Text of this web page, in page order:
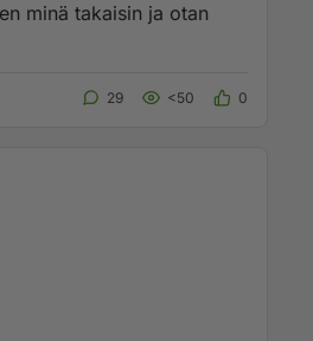
minä takaisin ja otan
29 <50 0